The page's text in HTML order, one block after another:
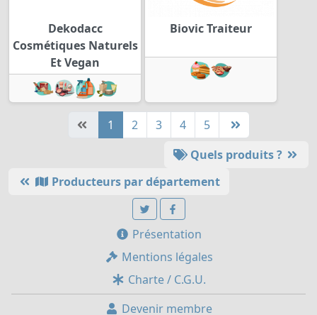
Dekodacc
Cosmétiques Naturels
Et Vegan
Biovic Traiteur
1 2 3 4
5
Quels produits ?
Producteurs par département
Présentation
Mentions légales
Charte / C.G.U.
Devenir membre